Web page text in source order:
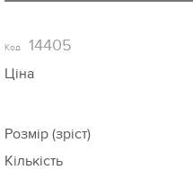
Код 14405
Ціна
Розмір (зріст)
Кількість